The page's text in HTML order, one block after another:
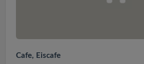
Cafe, Eiscafe